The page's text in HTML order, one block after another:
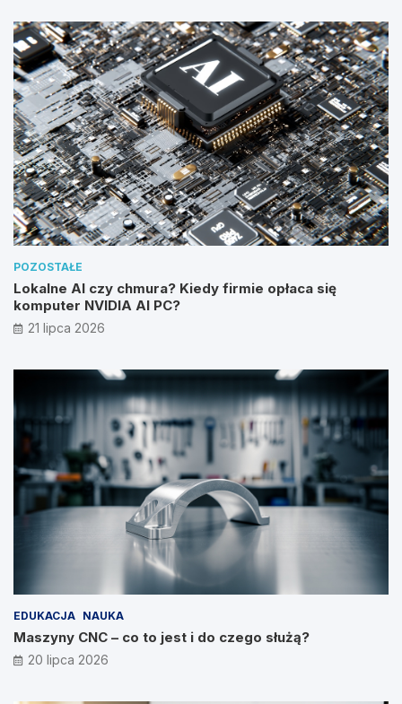
POZOSTAŁE
Lokalne AI czy chmura? Kiedy firmie opłaca się
komputer NVIDIA AI PC?
21 lipca 2026
EDUKACJA NAUKA
Maszyny CNC – co to jest i do czego służą?
20 lipca 2026